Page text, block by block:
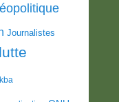
Journalistes